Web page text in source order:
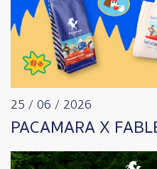
25 / 06 / 2026
PACAMARA X